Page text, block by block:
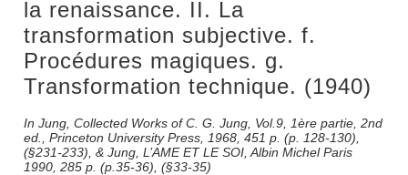
la renaissance. II. La
transformation subjective. f.
Procédures magiques. g.
Transformation technique. (1940)
In Jung, Collected Works of C. G. Jung, Vol.9, 1ère partie, 2nd
ed., Princeton University Press, 1968, 451 p. (p. 128-130),
(§231-233), & Jung, L’AME ET LE SOI, Albin Michel Paris
1990, 285 p. (p.35-36), (§33-35)